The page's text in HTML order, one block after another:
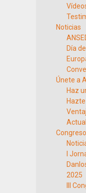
Noticias
Día
Únete a
Haz
I
2025
III